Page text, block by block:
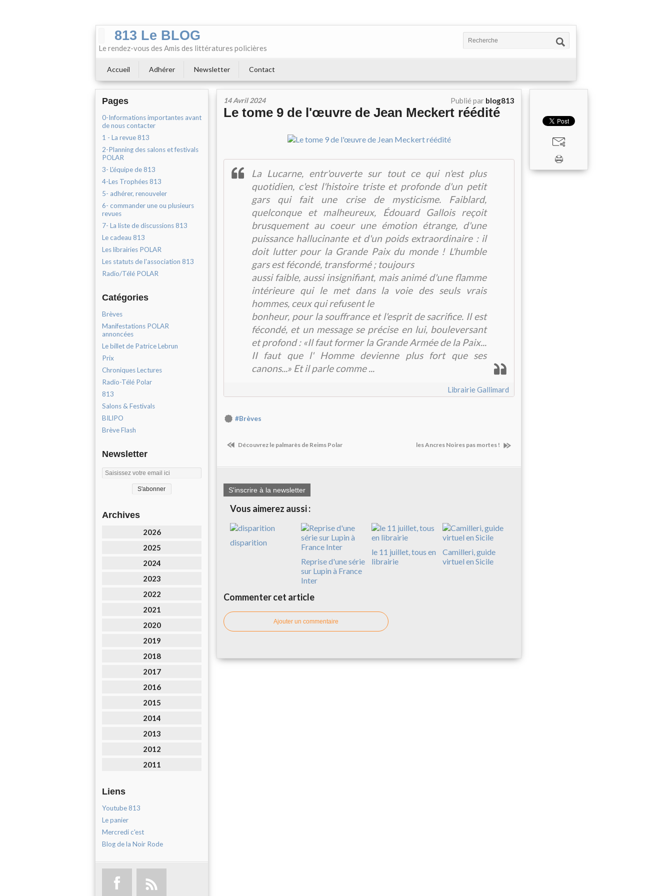
813 Le BLOG
Le rendez-vous des Amis des littératures policières
Accueil Adhérer Newsletter Contact
Pages
0-Informations importantes avant
de nous contacter
1 - La revue 813
2-Planning des salons et festivals
POLAR
3- L'équipe de 813
4-Les Trophées 813
5- adhérer, renouveler
6- commander une ou plusieurs
revues
7- La liste de discussions 813
Le cadeau 813
Les librairies POLAR
Les statuts de l'association 813
Radio/Télé POLAR
Catégories
Brèves
Manifestations POLAR
annoncées
Le billet de Patrice Lebrun
Prix
Chroniques Lectures
Radio-Télé Polar
813
Salons & Festivals
BILIPO
Brève Flash
Newsletter
Archives
2026
2025
2024
2023
2022
2021
2020
2019
2018
2017
2016
2015
2014
2013
2012
2011
Liens
Youtube 813
Le panier
Mercredi c'est
Blog de la Noir Rode
14 Avril 2024 Publié par blog813
Le tome 9 de l'œuvre de Jean Meckert réédité
La Lucarne, entr'ouverte sur tout ce qui n'est plus
quotidien, c'est l'histoire triste et profonde d'un petit
gars qui fait une crise de mysticisme. Faiblard,
quelconque et malheureux, Édouard Gallois reçoit
brusquement au coeur une émotion étrange, d'une
puissance hallucinante et d'un poids extraordinaire : il
doit lutter pour la Grande Paix du monde ! L'humble
gars est fécondé, transformé ; toujours
aussi faible, aussi insignifiant, mais animé d'une flamme
intérieure qui le met dans la voie des seuls vrais
hommes, ceux qui refusent le
bonheur, pour la souffrance et l'esprit de sacrifice. Il est
fécondé, et un message se précise en lui, bouleversant
et profond : «Il faut former la Grande Armée de la Paix...
II faut que l' Homme devienne plus fort que ses
canons...» Et il parle comme ...
Librairie Gallimard
#Brèves
Découvrez le palmarès de Reims Polar les Ancres Noires pas mortes !
S'inscrire à la newsletter
Vous aimerez aussi :
disparition
Reprise d'une série
sur Lupin à France
Inter
le 11 juillet, tous en
librairie
Camilleri, guide
virtuel en Sicile
Commenter cet article
Ajouter un commentaire